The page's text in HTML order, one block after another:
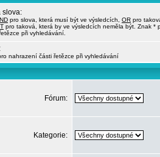
slova:
pro slova, která musí být ve výsledcích, OR pro
pro taková, která by ve výsledcích neměla být. Znak *
při vyhledávání.
nahrazení části řetězce při vyhledávání
Fórum:
Kategorie: